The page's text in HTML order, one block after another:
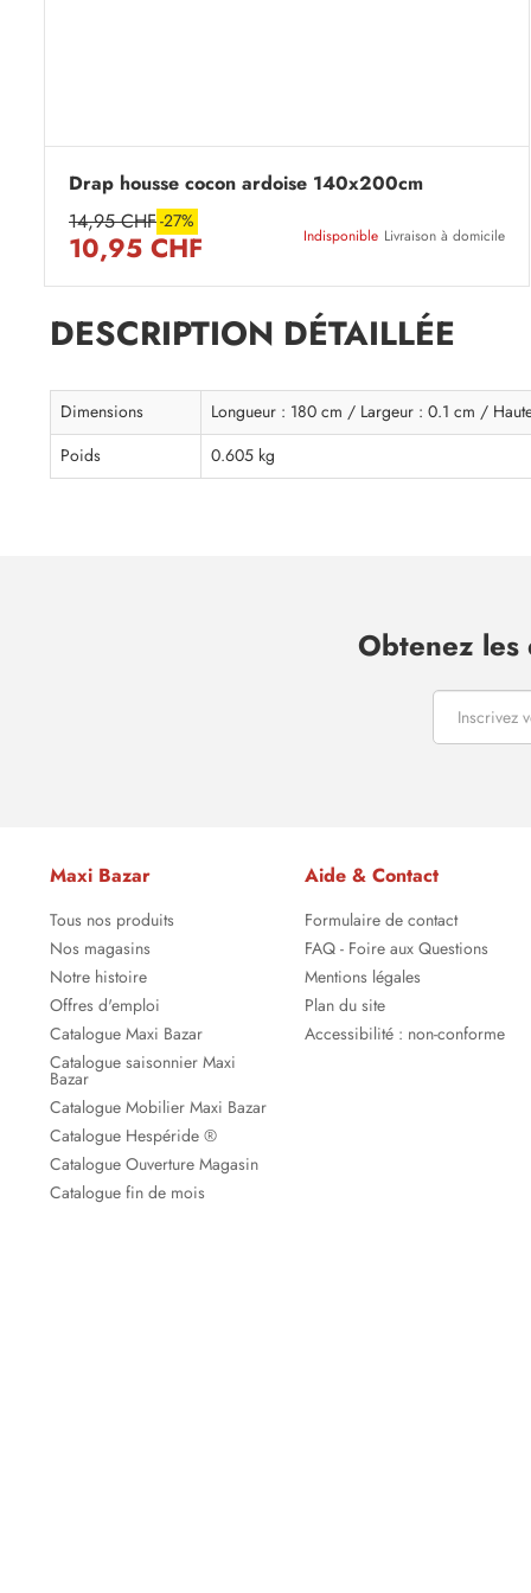
Drap housse cocon ardoise 140x200cm
14,95 CHF-27%
10,95 CHF Indisponible Livraison à domicile
DESCRIPTION DÉTAILLÉE
Dimensions
Longueur : 180 cm / Largeur : 0.1 cm /
Poids
0.605 kg
Obtenez les
Maxi Bazar
Tous nos produits
Nos magasins
Notre histoire
Offres d'emploi
Catalogue Maxi Bazar
Catalogue saisonnier Maxi
Bazar
Catalogue Mobilier Maxi Bazar
Catalogue Hespéride ®
Catalogue Ouverture Magasin
Catalogue fin de mois
Aide & Contact
Formulaire de contact
FAQ - Foire aux Questions
Mentions légales
Plan du site
Accessibilité : non-conforme